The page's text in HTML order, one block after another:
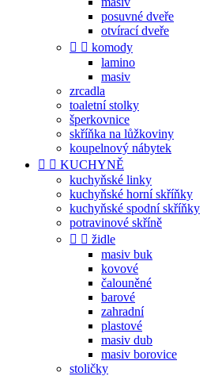
posuvné dveře
otvírací dveře
  komody
lamino
masiv
zrcadla
toaletní stolky
šperkovnice
skříňka na lůžkoviny
koupelnový nábytek
  KUCHYNĚ
kuchyňské linky
kuchyňské horní skříňky
kuchyňské spodní skříňky
potravinové skříně
  židle
masiv buk
kovové
čalouněné
barové
zahradní
plastové
masiv dub
masiv borovice
stoličky